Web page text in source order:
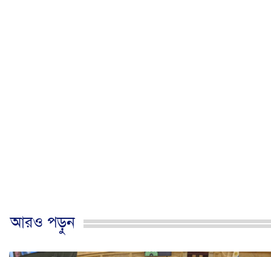
আরও পড়ুন